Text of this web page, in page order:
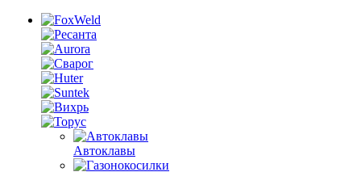
Автоклавы